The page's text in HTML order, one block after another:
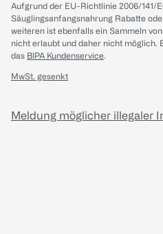
Aufgrund der EU-Richtlinie 2006/141/
Säuglingsanfangsnahrung Rabatte
weiteren ist ebenfalls ein Sammeln
nicht erlaubt und daher nicht möglich.
das BIPA Kundenservice.
MwSt. gesenkt
Meldung möglicher illegaler